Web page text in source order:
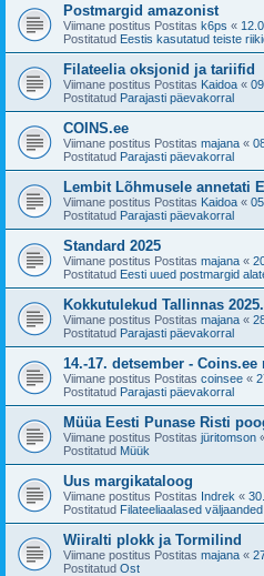
Postmargid amazonist
Viimane postitus Postitas k6ps «
Postitatud Eestis kasutatud teiste
Filateelia oksjonid ja tariifid
Viimane postitus Postitas Kaidoa «
Postitatud Parajasti päevakorral
COINS.ee
Viimane postitus Postitas majana «
Postitatud Parajasti päevakorral
Lembit Lõhmusele annetati
Viimane postitus Postitas Kaidoa «
Postitatud Parajasti päevakorral
Standard 2025
Viimane postitus Postitas majana «
Postitatud Eesti uued postmargid
Kokkutulekud Tallinnas
Viimane postitus Postitas majana «
Postitatud Parajasti päevakorral
14.-17. detsember -
Viimane postitus Postitas coinsee «
Postitatud Parajasti päevakorral
Müüa Eesti Punase Risti
Viimane postitus Postitas jüritomson
Postitatud Müük
Uus margikataloog
Viimane postitus Postitas Indrek «
Postitatud Filateeliaalased väljaanded
Wiiralti plokk ja Tormilind
Viimane postitus Postitas majana «
Postitatud Ost